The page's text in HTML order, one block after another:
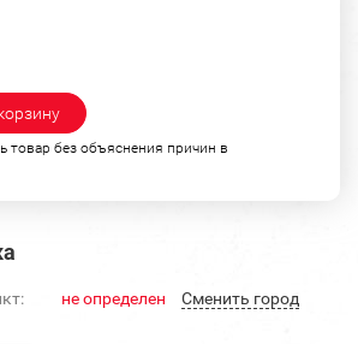
товар без объяснения причин в
не определен Cменить город